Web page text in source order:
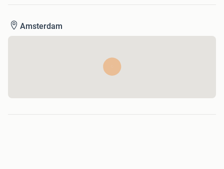
Amsterdam